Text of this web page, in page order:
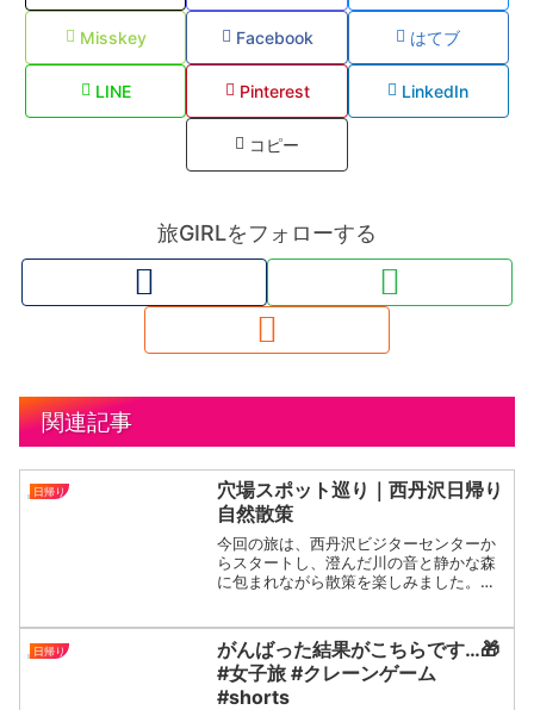
Misskey Facebook はてブ
LINE Pinterest LinkedIn
コピー
旅GIRLをフォローする
関連記事
日帰り
穴場スポット巡り｜西丹沢日帰り
自然散策
今回の旅は、西丹沢ビジターセンターか
らスタートし、澄んだ川の音と静かな森
に包まれながら散策を楽しみました。樹
太郎のふるさと」、そして、寒い日にぴ
ったりのカレーうど...
日帰り
がんばった結果がこちらです…🎁
#女子旅 #クレーンゲーム
#shorts